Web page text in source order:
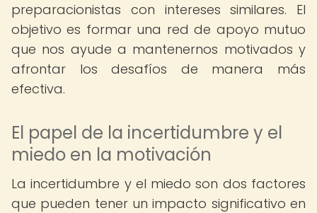
preparacionistas con intereses similares. El
objetivo es formar una red de apoyo mutuo
que nos ayude a mantenernos motivados y
afrontar los desafíos de manera más
efectiva.
El papel de la incertidumbre y el
miedo en la motivación
La incertidumbre y el miedo son dos factores
que pueden tener un impacto significativo en